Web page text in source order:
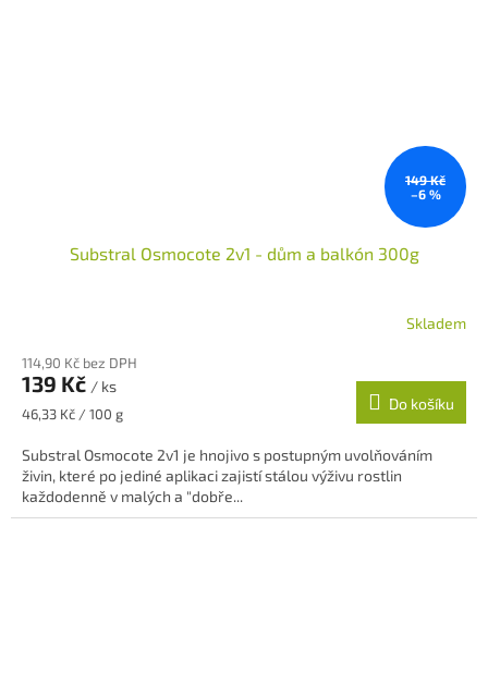
149 Kč
–6 %
Substral Osmocote 2v1 - dům a balkón 300g
produktu
je
5,0
5
hvězdiček.
Skladem
114,90 Kč bez DPH
139 Kč / ks
Měrná
46,33 Kč / 100 g
Do košíku
Substral Osmocote 2v1 je hnojivo s postupným uvolňováním
živin, které po jediné aplikaci zajistí stálou výživu rostlin
každodenně v malých a "dobře...